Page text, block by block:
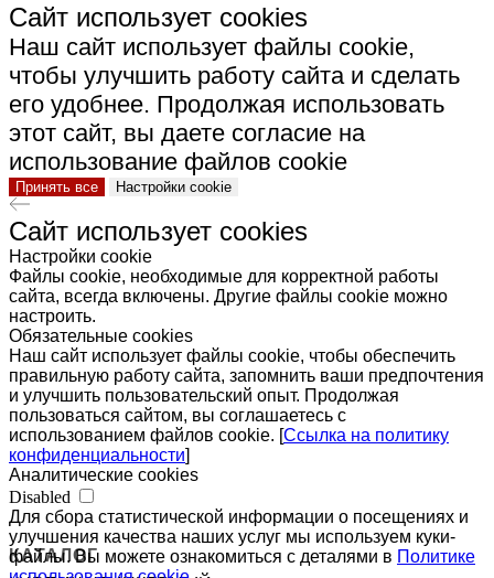
КАТАЛОГ
Сайт использует cookies
Наш сайт использует файлы cookie,
чтобы улучшить работу сайта и сделать
его удобнее. Продолжая использовать
этот сайт, вы даете согласие на
использование файлов cookie
Принять все Настройки cookie
Сайт использует cookies
Настройки cookie
Файлы cookie, необходимые для корректной работы
сайта, всегда включены. Другие файлы cookie можно
настроить.
Обязательные cookies
Наш сайт использует файлы cookie, чтобы обеспечить
правильную работу сайта, запомнить ваши предпочтения
и улучшить пользовательский опыт. Продолжая
пользоваться сайтом, вы соглашаетесь с
использованием файлов cookie. [Ссылка на политику
конфиденциальности]
Аналитические cookies
Disabled
Для сбора статистической информации о посещениях и
улучшения качества наших услуг мы используем куки-
файлы. Вы можете ознакомиться с деталями в Политике